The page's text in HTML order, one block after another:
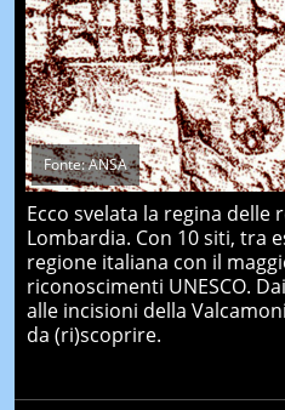
Fonte: ANSA
Ecco svelata la regina delle
Lombardia. Con 10 siti, tra
regione italiana con il
riconoscimenti UNESCO.
alle incisioni della
da (ri)scoprire.